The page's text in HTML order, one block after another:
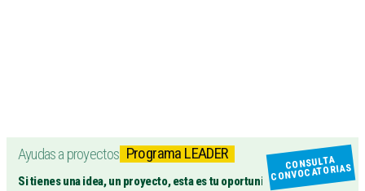
Ayudas a proyectos Programa LEADER
Si tienes una idea, un proyecto, esta es tu oportunidad
CONSULTA
CONVOCATORIAS